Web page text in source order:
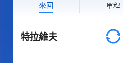
來回 單程
特拉維夫